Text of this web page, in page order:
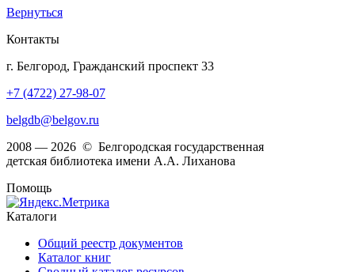
Вернуться
Контакты
г. Белгород, Гражданский проспект 33
+7 (4722) 27-98-07
belgdb@belgov.ru
2008 — 2026 © Белгородская государственная
детская библиотека имени А.А. Лиханова
Помощь
Каталоги
Общий реестр документов
Каталог книг